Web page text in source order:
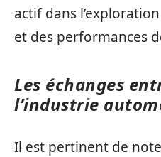
actif dans
et des performances
Les échanges
l’industrie
Il est pertinent de